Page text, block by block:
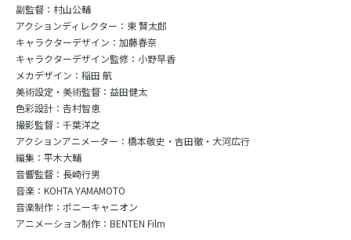
副監督：村山公輔
アクションディレクター：東 賢太郎
キャラクターデザイン：加藤春奈
キャラクターデザイン監修：小野早香
メカデザイン：稲田 航
美術設定・美術監督：益田健太
色彩設計：𠮷村智恵
撮影監督：千葉洋之
アクションアニメーター：橋本敬史・吉田徹・大河広行
編集：平木大輔
音響監督：長崎行男
音楽：KOHTA YAMAMOTO
音楽制作：ポニーキャニオン
アニメーション制作：BENTEN Film